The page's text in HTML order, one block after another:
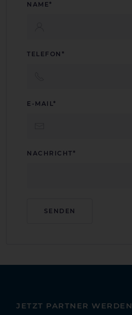
NAME*
TELEFON*
E-MAIL*
NACHRICHT*
JETZT PARTNER WERDEN